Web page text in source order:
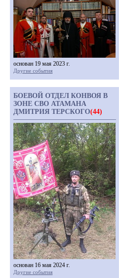
основан 19 мая 2023 г.
Другие события
БОЕВОЙ ОТДЕЛ КОНВОЯ В
ЗОНЕ СВО АТАМАНА
ДМИТРИЯ ТЕРСКОГО(44)
основан 16 мая 2024 г.
Другие события